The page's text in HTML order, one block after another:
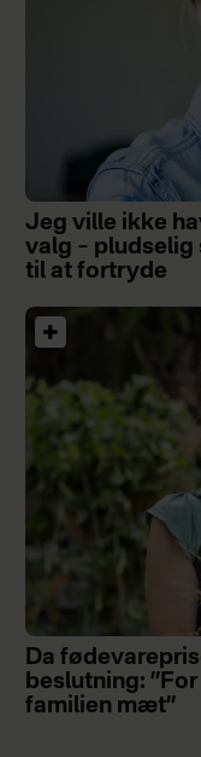
Jeg ville ikke
valg – pludselig
til at fortryde
Da
beslutning:
familien mæt”